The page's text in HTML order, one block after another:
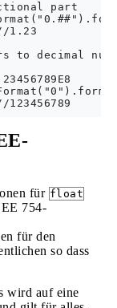
part
1.23
to decimal
für float
754-
für den
so dass
wird auf eine